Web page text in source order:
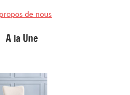
de nous
A la Une